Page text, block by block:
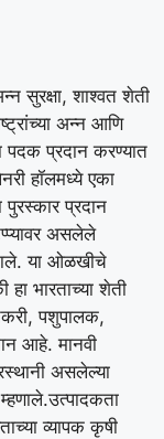
सुरक्षा, शाश्वत शेती
अन्न आणि
पदक प्रदान करण्यात
हॉलमध्ये एका
पुरस्कार प्रदान
असलेले
या ओळखीचे
भारताच्या शेती
पशुपालक,
आहे.मानवी
असलेल्या
उत्पादकता
व्यापक कृषी